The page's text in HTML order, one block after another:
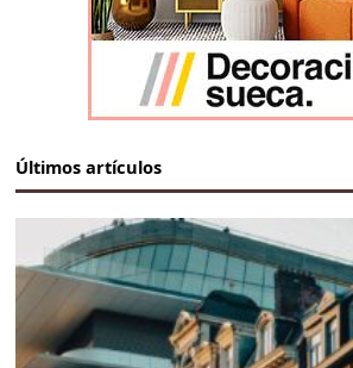
Últimos artículos